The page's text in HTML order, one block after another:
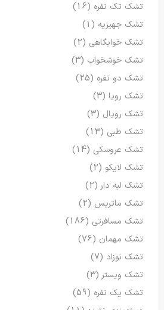
تشک تک نفره (16)
تشک جهیزیه (1)
تشک خوابگاهی (2)
تشک خوشخواب (3)
تشک دو نفره (25)
تشک رویا (3)
تشک رویال (3)
تشک طبی (13)
تشک عروسکی (14)
تشک لایکو (2)
تشک لبه دار (2)
تشک ماتریس (2)
تشک مسافرتی (186)
تشک مهمان (76)
تشک نوزاد (7)
تشک ویستر (3)
تشک یک نفره (59)